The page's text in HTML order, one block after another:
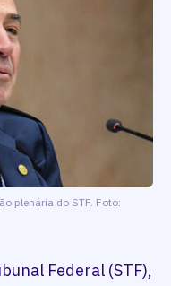
plenária do STF. Foto:
Federal (STF),